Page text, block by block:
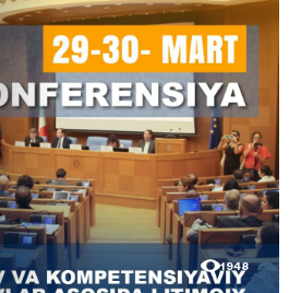
1948